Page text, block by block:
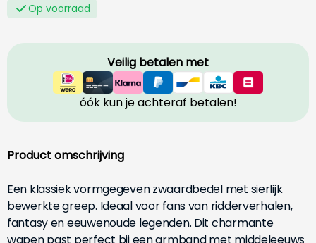
Op voorraad
Veilig betalen met
óók kun je achteraf betalen!
Product omschrijving
Een klassiek vormgegeven zwaardbedel met sierlijk
bewerkte greep. Ideaal voor fans van ridderverhalen,
fantasy en eeuwenoude legenden. Dit charmante
wapen past perfect bij een armband met middeleeuws